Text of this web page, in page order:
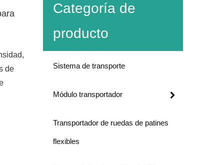
de
Categoría de
producto
Sistema de transporte
Módulo transportador
Transportador de ruedas de patines
flexibles